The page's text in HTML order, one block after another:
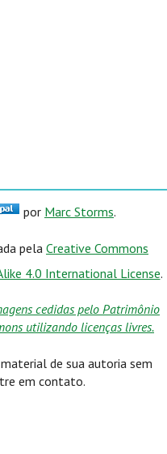
por Marc Storms.
pela Creative Commons
4.0 International License.
cedidas pelo Patrimônio
utilizando licenças livres.
de sua autoria sem
em contato.